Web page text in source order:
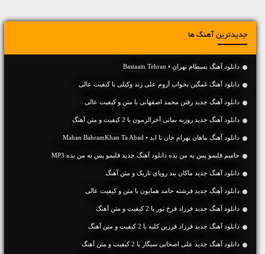
جدیدترین آهنگ ها
دانلود آهنگ بسطام تهران • Bastaam Tehran
دانلود آهنگ غمگین بخواب آروم علی زند وکیلی با کیفیت عالی
دانلود آهنگ جديد رفتن محمد اصفهانی با متن و کیفیت عالی
دانلود آهنگ جديد روزبه بمانی آخرالزمون با 2 کیفیت و متن آهنگ
دانلود آهنگ ماهان بهرام خان تا ابد • Mahan BahramKhan Ta Abad
حامیم قلبمو پس به من بده دانلود آهنگ جدید قلبمو پس به من بده MP3
دانلود آهنگ جديد ماکان بند رویای تاریک و متن آهنگ
دانلود آهنگ جديد فرشته حامد همایون با متن و کیفیت عالی
دانلود آهنگ جديد فرزاد فرخ نور با 2 کیفیت و متن آهنگ
دانلود آهنگ جديد فرزاد فرزین کلبه با 2 کیفیت و متن آهنگ
دانلود آهنگ جديد علی اصحابی سیگار با 2 کیفیت و متن آهنگ